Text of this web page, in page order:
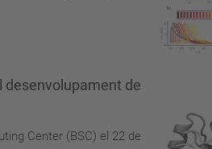
desenvolupament de
Center (BSC) el 22 de